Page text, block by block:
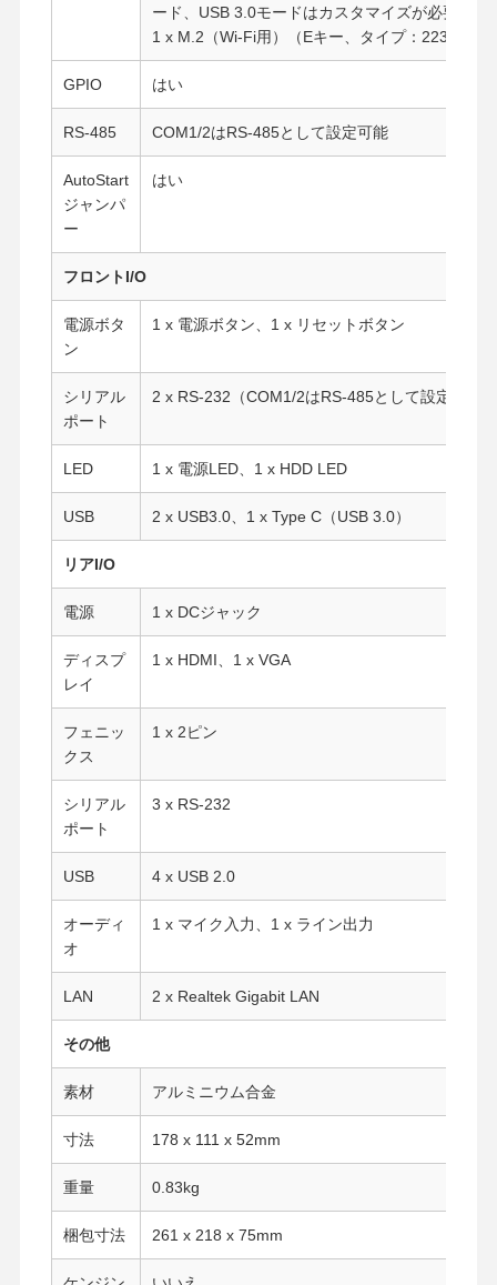
品質管理
い
NAS ミニPC
セルロンミニPC
オフィスミニPC
産業用マザーボード
ファイアウォールのマザーボード
ード、USB 3.0モードはカスタマイズが必要
1 x M.2（Wi-Fi用）（Eキー、タイプ：2230）
GPIO はい
RS-485 COM1/2はRS-485として設定可能
AutoStart
ジャンパ
ー
はい
フロントI/O
電源ボタ
ン
1 x 電源ボタン、1 x リセットボタン
シリアル
ポート
2 x RS-232（COM1/2はRS-485として設定可能）
LED 1 x 電源LED、1 x HDD LED
USB 2 x USB3.0、1 x Type C（USB 3.0）
リアI/O
電源 1 x DCジャック
ディスプ
レイ
1 x HDMI、1 x VGA
フェニッ
クス
1 x 2ピン
シリアル
ポート
3 x RS-232
USB 4 x USB 2.0
オーディ
オ
1 x マイク入力、1 x ライン出力
LAN 2 x Realtek Gigabit LAN
その他
素材 アルミニウム合金
寸法 178 x 111 x 52mm
重量 0.83kg
梱包寸法 261 x 218 x 75mm